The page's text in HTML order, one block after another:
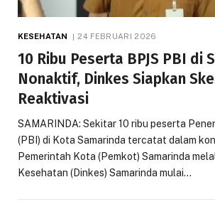
KESEHATAN 24 FEBRUARI 2026
10 Ribu Peserta BPJS PBI di
Nonaktif, Dinkes Siapkan
Reaktivasi
SAMARINDA: Sekitar 10 ribu peserta
(PBI) di Kota Samarinda tercatat dalam
Pemerintah Kota (Pemkot) Samarinda
Kesehatan (Dinkes) Samarinda mulai…